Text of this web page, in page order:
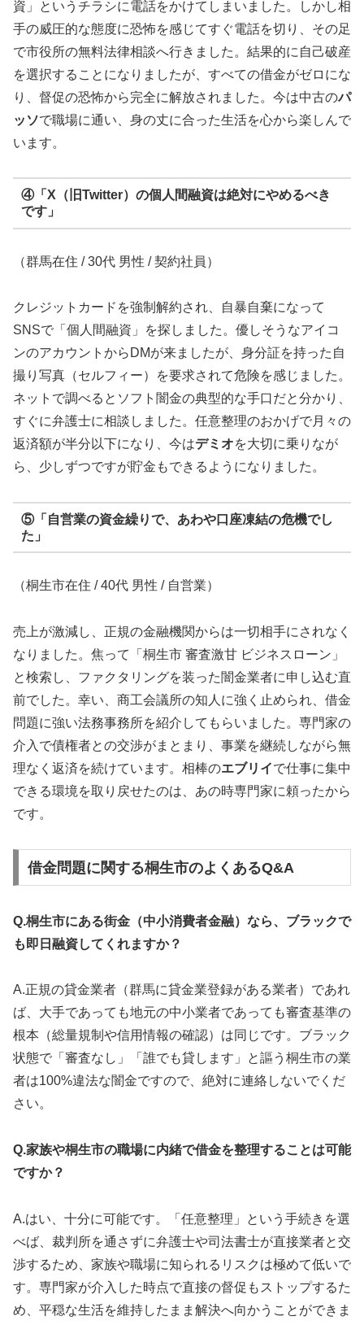
資」というチラシに電話をかけてしまいました。しかし相
手の威圧的な態度に恐怖を感じてすぐ電話を切り、その足
で市役所の無料法律相談へ行きました。結果的に自己破産
を選択することになりましたが、すべての借金がゼロにな
り、督促の恐怖から完全に解放されました。今は中古のパ
ッソで職場に通い、身の丈に合った生活を心から楽しんで
います。
④「X（旧Twitter）の個人間融資は絶対にやめるべき
です」
（群馬在住 / 30代 男性 / 契約社員）
クレジットカードを強制解約され、自暴自棄になって
SNSで「個人間融資」を探しました。優しそうなアイコ
ンのアカウントからDMが来ましたが、身分証を持った自
撮り写真（セルフィー）を要求されて危険を感じました。
ネットで調べるとソフト闇金の典型的な手口だと分かり、
すぐに弁護士に相談しました。任意整理のおかげで月々の
返済額が半分以下になり、今はデミオを大切に乗りなが
ら、少しずつですが貯金もできるようになりました。
⑤「自営業の資金繰りで、あわや口座凍結の危機でし
た」
（桐生市在住 / 40代 男性 / 自営業）
売上が激減し、正規の金融機関からは一切相手にされなく
なりました。焦って「桐生市 審査激甘 ビジネスローン」
と検索し、ファクタリングを装った闇金業者に申し込む直
前でした。幸い、商工会議所の知人に強く止められ、借金
問題に強い法務事務所を紹介してもらいました。専門家の
介入で債権者との交渉がまとまり、事業を継続しながら無
理なく返済を続けています。相棒のエブリイで仕事に集中
できる環境を取り戻せたのは、あの時専門家に頼ったから
です。
借金問題に関する桐生市のよくあるQ&A
Q.桐生市にある街金（中小消費者金融）なら、ブラックで
も即日融資してくれますか？
A.正規の貸金業者（群馬に貸金業登録がある業者）であれ
ば、大手であっても地元の中小業者であっても審査基準の
根本（総量規制や信用情報の確認）は同じです。ブラック
状態で「審査なし」「誰でも貸します」と謳う桐生市の業
者は100%違法な闇金ですので、絶対に連絡しないでくだ
さい。
Q.家族や桐生市の職場に内緒で借金を整理することは可能
ですか？
A.はい、十分に可能です。「任意整理」という手続きを選
べば、裁判所を通さずに弁護士や司法書士が直接業者と交
渉するため、家族や職場に知られるリスクは極めて低いで
す。専門家が介入した時点で直接の督促もストップするた
め、平穏な生活を維持したまま解決へ向かうことができま